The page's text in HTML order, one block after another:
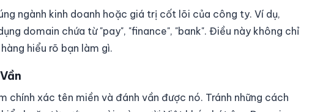
ngành kinh doanh hoặc giá trị cốt lõi của công ty. Ví dụ,
domain chứa từ "pay", "finance", "bank". Điều này không chỉ
hiểu rõ bạn làm gì.
chính xác tên miền và đánh vần được nó. Tránh những cách